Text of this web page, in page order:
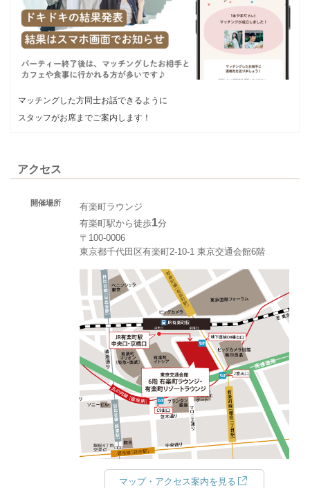
マッチングした方同士お話できるように
スタッフがお席までご案内します！
アクセス
開催場所
有楽町ラウンジ
有楽町駅から徒歩1分
〒100-0006
東京都千代田区有楽町2-10-1 東京交通会館6階
マップ・アクセス案内を見る